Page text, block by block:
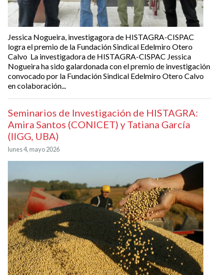
Jessica Nogueira, investigagora de HISTAGRA-CISPAC
logra el premio de la Fundación Sindical Edelmiro Otero
Calvo La investigadora de HISTAGRA-CISPAC Jessica
Nogueira ha sido galardonada con el premio de investigación
convocado por la Fundación Sindical Edelmiro Otero Calvo
en colaboración...
Seminarios de Investigación de HISTAGRA:
Amira Santos (CONICET) y Tatiana García
(IIGG, UBA)
lunes 4, mayo 2026